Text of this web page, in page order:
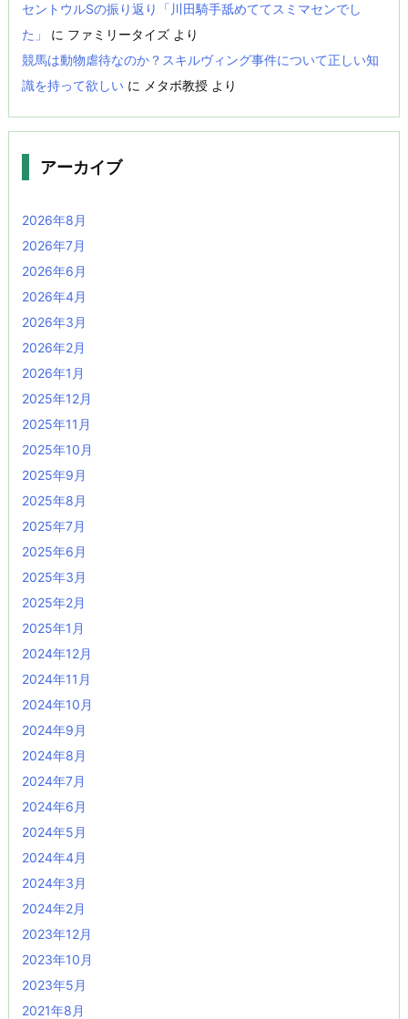
セントウルSの振り返り「川田騎手舐めててスミマセンでし
た」
に ファミリータイズ より
競馬は動物虐待なのか？スキルヴィング事件について正しい知
識を持って欲しい に メタボ教授 より
アーカイブ
2026年8月
2026年7月
2026年6月
2026年4月
2026年3月
2026年2月
2026年1月
2025年12月
2025年11月
2025年10月
2025年9月
2025年8月
2025年7月
2025年6月
2025年3月
2025年2月
2025年1月
2024年12月
2024年11月
2024年10月
2024年9月
2024年8月
2024年7月
2024年6月
2024年5月
2024年4月
2024年3月
2024年2月
2023年12月
2023年10月
2023年5月
2021年8月